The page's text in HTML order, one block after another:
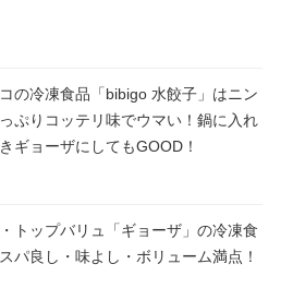
の冷凍食品「bibigo 水餃子」はニン
ぷりコッテリ味でウマい！鍋に入れ
ギョーザにしてもGOOD！
トップバリュ「ギョーザ」の冷凍食
パ良し・味よし・ボリューム満点！